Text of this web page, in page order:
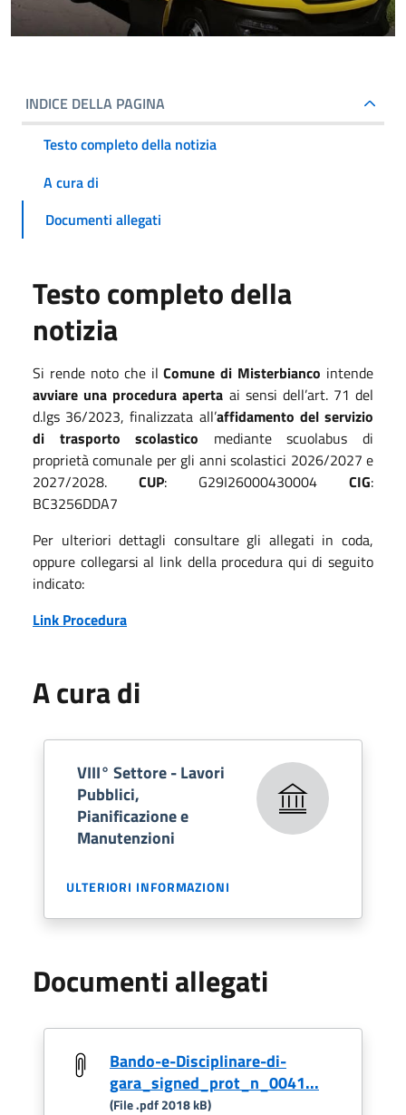
INDICE DELLA PAGINA
Testo completo della notizia
A cura di
Documenti allegati
Testo completo della
notizia
Si rende noto che ilComune di Misterbianco intende
avviare una procedura aperta ai sensi dell’art. 71 del
d.lgs 36/2023, finalizzata all’affidamento del servizio
di trasporto scolastico mediante scuolabus di
proprietà comunale per gli anni scolastici 2026/2027 e
2027/2028. CUP: G29I26000430004 CIG:
BC3256DDA7
Per ulteriori dettagli consultare gli allegati in coda,
oppure collegarsi al link della procedura qui di seguito
indicato:
Link Procedura
A cura di
VIII° Settore - Lavori
Pubblici,
Pianificazione e
Manutenzioni
ULTERIORI INFORMAZIONI
Documenti allegati
Bando-e-Disciplinare-di-
gara_signed_prot_n_0041...
(File .pdf 2018 kB)